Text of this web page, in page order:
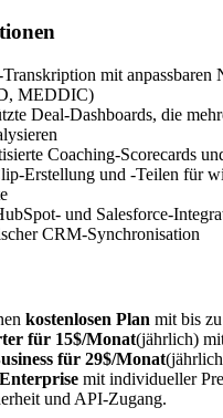
mit anpassbaren
MEDDIC)
Deal-Dashboards, die
Coaching-Scorecards
Erstellung und -Teilen für
und Salesforce-
CRM-Synchronisation
kostenlosen Plan mit bis
für 15$/Monat(jährlich)
für 29$/Monat
Enterprise mit individueller
und API-Zugang.